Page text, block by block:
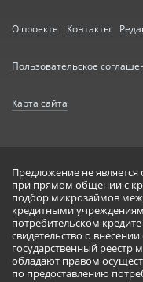
О проекте Контакты
Пользовательское
Карта сайта
Предложение не
при прямом общении с
подбор микрозаймов
кредитными
потребительском
свидетельство о
государственный
обладают правом
по предоставлению